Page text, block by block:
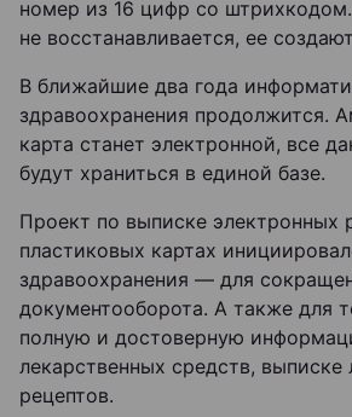
номер из 16 цифр со
не восстанавливается, ее
В ближайшие два года
здравоохранения продолжится.
карта станет электронной, все
будут храниться в единой базе.
Проект по выписке электронных
пластиковых картах
здравоохранения — для
документооборота. А также для
полную и достоверную
лекарственных средств, выписке
рецептов.